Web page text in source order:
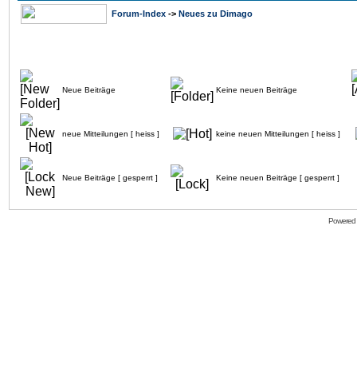
Forum-Index -> Neues zu Dimago
Neue Beiträge Keine neuen Beiträge
neue Mitteilungen [ heiss ] keine neuen Mitteilungen [ heiss ]
Neue Beiträge [ gesperrt ] Keine neuen Beiträge [ gesperrt ]